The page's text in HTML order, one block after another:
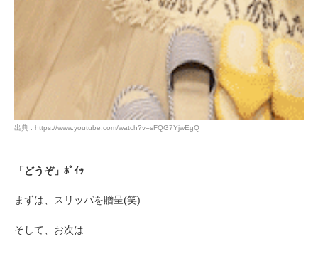
出典 : https://www.youtube.com/watch?v=sFQG7YjwEgQ
「どうぞ」ﾎﾟｲｯ
まずは、スリッパを贈呈(笑)
そして、お次は…